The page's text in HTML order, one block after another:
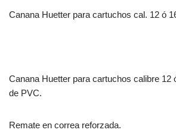
Canana Huetter para cartuchos cal. 12 ó
Canana Huetter para cartuchos calibre 12
de PVC.
Remate en correa reforzada.